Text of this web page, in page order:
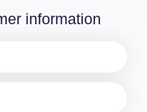
information